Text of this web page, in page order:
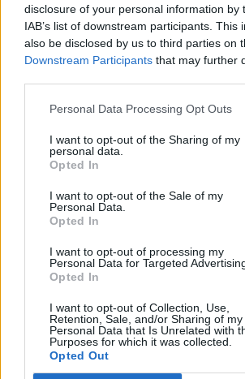
disclosure of your personal information by
IAB’s list of downstream participants. This
also be disclosed by us to third parties on
Downstream Participants that may further
Personal Data Processing Opt Outs
I want to opt-out of the Sharing of my
personal data.
Opted In
I want to opt-out of the Sale of my
Personal Data.
Opted In
I want to opt-out of processing my
Personal Data for Targeted
Opted In
I want to opt-out of Collection, Use,
Retention, Sale, and/or Sharing of my
Personal Data that Is Unrelated with
Purposes for which it was collected.
Opted Out
Greendex Szemle
Hiánypótló
meg a zöldiparról
Tóth Menyhért
A geotermia a hazai
egyik húzóágazata
Greendex Szemle
I. Ökopiknik és